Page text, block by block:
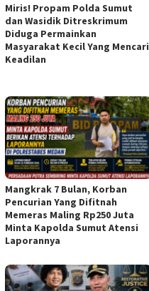
Miris! Propam Polda Sumut
dan Wasidik Ditreskrimum
Diduga Permainkan
Masyarakat Kecil Yang Mencari
Keadilan
Mangkrak 7 Bulan, Korban
Pencurian Yang Difitnah
Memeras Maling Rp250 Juta
Minta Kapolda Sumut Atensi
Laporannya